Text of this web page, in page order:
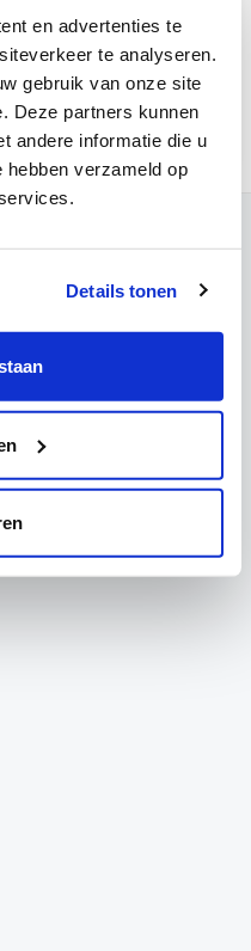
en advertenties te
te analyseren.
gebruik van onze site
Deze partners kunnen
andere informatie die u
verzameld op
Details tonen